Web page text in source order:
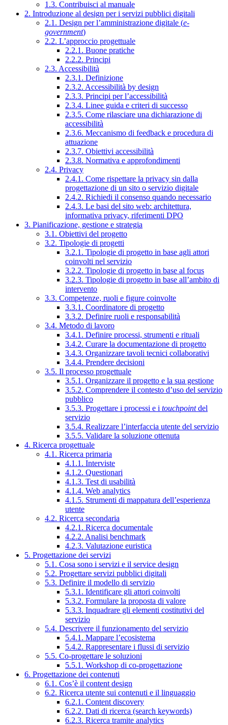
1.3. Contribuisci al manuale
2. Introduzione al design per i servizi pubblici digitali
2.1. Design per l’amministrazione digitale (e-
government)
2.2. L’approccio progettuale
2.2.1. Buone pratiche
2.2.2. Principi
2.3. Accessibilità
2.3.1. Definizione
2.3.2. Accessibilità by design
2.3.3. Principi per l’accessibilità
2.3.4. Linee guida e criteri di successo
2.3.5. Come rilasciare una dichiarazione di
accessibilità
2.3.6. Meccanismo di feedback e procedura di
attuazione
2.3.7. Obiettivi accessibilità
2.3.8. Normativa e approfondimenti
2.4. Privacy
2.4.1. Come rispettare la privacy sin dalla
progettazione di un sito o servizio digitale
2.4.2. Richiedi il consenso quando necessario
2.4.3. Le basi del sito web: architettura,
informativa privacy, riferimenti DPO
3. Pianificazione, gestione e strategia
3.1. Obiettivi del progetto
3.2. Tipologie di progetti
3.2.1. Tipologie di progetto in base agli attori
coinvolti nel servizio
3.2.2. Tipologie di progetto in base al focus
3.2.3. Tipologie di progetto in base all’ambito di
intervento
3.3. Competenze, ruoli e figure coinvolte
3.3.1. Coordinatore di progetto
3.3.2. Definire ruoli e responsabilità
3.4. Metodo di lavoro
3.4.1. Definire processi, strumenti e rituali
3.4.2. Curare la documentazione di progetto
3.4.3. Organizzare tavoli tecnici collaborativi
3.4.4. Prendere decisioni
3.5. Il processo progettuale
3.5.1. Organizzare il progetto e la sua gestione
3.5.2. Comprendere il contesto d’uso del servizio
pubblico
3.5.3. Progettare i processi e i touchpointdel
servizio
3.5.4. Realizzare l’interfaccia utente del servizio
3.5.5. Validare la soluzione ottenuta
4. Ricerca progettuale
4.1. Ricerca primaria
4.1.1. Interviste
4.1.2. Questionari
4.1.3. Test di usabilità
4.1.4. Web analytics
4.1.5. Strumenti di mappatura dell’esperienza
utente
4.2. Ricerca secondaria
4.2.1. Ricerca documentale
4.2.2. Analisi benchmark
4.2.3. Valutazione euristica
5. Progettazione dei servizi
5.1. Cosa sono i servizi e il service design
5.2. Progettare servizi pubblici digitali
5.3. Definire il modello di servizio
5.3.1. Identificare gli attori coinvolti
5.3.2. Formulare la proposta di valore
5.3.3. Inquadrare gli elementi costitutivi del
servizio
5.4. Descrivere il funzionamento del servizio
5.4.1. Mappare l’ecosistema
5.4.2. Rappresentare i flussi di servizio
5.5. Co-progettare le soluzioni
5.5.1. Workshop di co-progettazione
6. Progettazione dei contenuti
6.1. Cos’è il content design
6.2. Ricerca utente sui contenuti e il linguaggio
6.2.1. Content discovery
6.2.2. Dati di ricerca (search keywords)
6.2.3. Ricerca tramite analytics